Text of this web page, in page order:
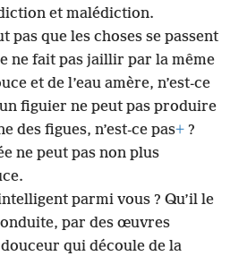
et malédiction.
pas que les choses se passent
ne fait pas jaillir par la même
et de l’eau amère, n’est-ce
figuier ne peut pas produire
des figues, n’est-ce pas+ ?
ne peut pas non plus
parmi vous ? Qu’il le
par des œuvres
qui découle de la